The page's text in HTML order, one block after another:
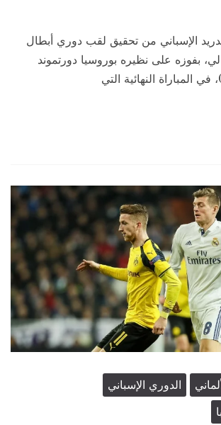
الإسباني من تحقيق لقب دوري أبطال
بفوزه على نظيره بوروسيا دورتموند
الدوري الإسباني